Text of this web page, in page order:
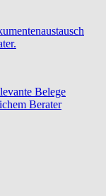
Belege
Berater